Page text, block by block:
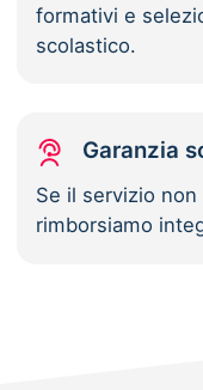
formativi e
scolastico.
Garanzia
Se il servizio
rimborsiamo